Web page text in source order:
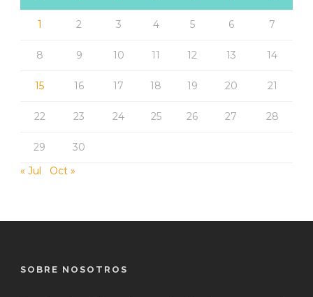
1 2 3 4 5 6 7
8 9 10 11 12 13 14
15 16 17 18 19 20 21
22 23 24 25 26 27 28
29
30
« Jul
Oct »
SOBRE NOSOTROS